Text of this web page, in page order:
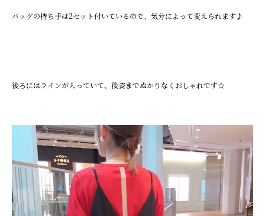
バッグの持ち手は2セット付いているので、気分によって変えられます♪
後ろにはラインが入っていて、後姿までぬかりなくおしゃれです☆